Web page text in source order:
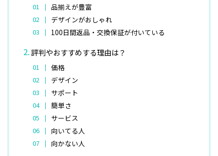
品揃えが豊富
デザインがおしゃれ
100日間返品・交換保証が付いている
評判やおすすめする理由は？
価格
デザイン
サポート
簡単さ
サービス
向いてる人
向かない人